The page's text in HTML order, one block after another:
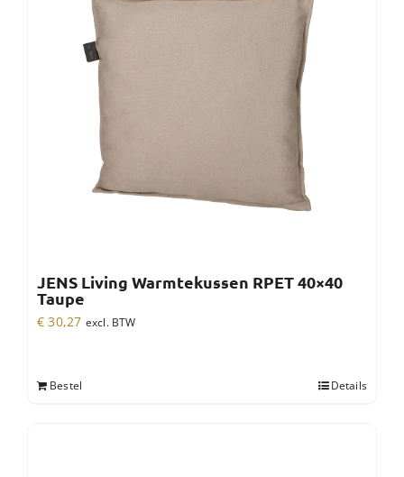
JENS Living Warmtekussen RPET 40×40
Taupe
€ 30,27 excl. BTW
Bestel Details